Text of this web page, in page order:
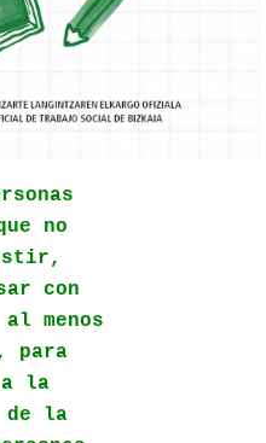
no
con
menos
para
a la
de la